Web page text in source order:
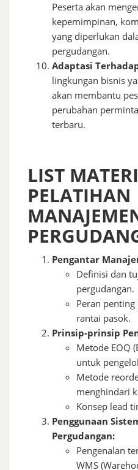
Peserta akan
kepemimpinan,
yang diperlukan
pergudangan.
Adaptasi
lingkungan bisnis
akan membantu
perubahan
terbaru.
LIST MATERI
PELATIHAN
Pengantar
Definisi dan
pergudangan.
Peran
rantai pasok.
Prinsip-prinsip
Metode EOQ
untuk
Metode
menghindari
Konsep lead
Penggunaan
Pergudangan:
Pengenalan
WMS